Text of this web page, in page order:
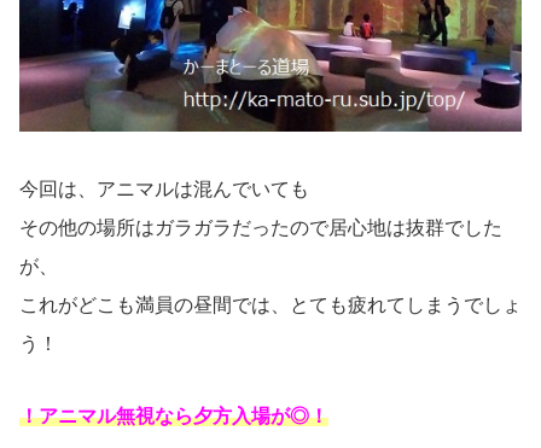
今回は、アニマルは混んでいても
その他の場所はガラガラだったので居心地は抜群でした
が、
これがどこも満員の昼間では、とても疲れてしまうでしょ
う！
！アニマル無視なら夕方入場が◎！